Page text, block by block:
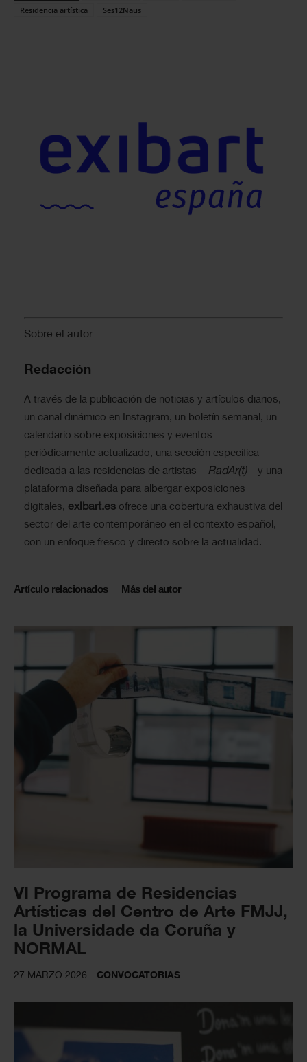
Residencia artística Ses12Naus
Sobre el autor
Redacción
A través de la publicación de noticias y artículos diarios,
un canal dinámico en Instagram, un boletín semanal, un
calendario sobre exposiciones y eventos
periódicamente actualizado, una sección específica
dedicada a las residencias de artistas – RadAr(t)– y una
plataforma diseñada para albergar exposiciones
digitales, exibart.es ofrece una cobertura exhaustiva del
sector del arte contemporáneo en el contexto español,
con un enfoque fresco y directo sobre la actualidad.
Artículo relacionados Más del autor
VI Programa de Residencias
Artísticas del Centro de Arte FMJJ,
la Universidade da Coruña y
NORMAL
27 MARZO 2026 CONVOCATORIAS